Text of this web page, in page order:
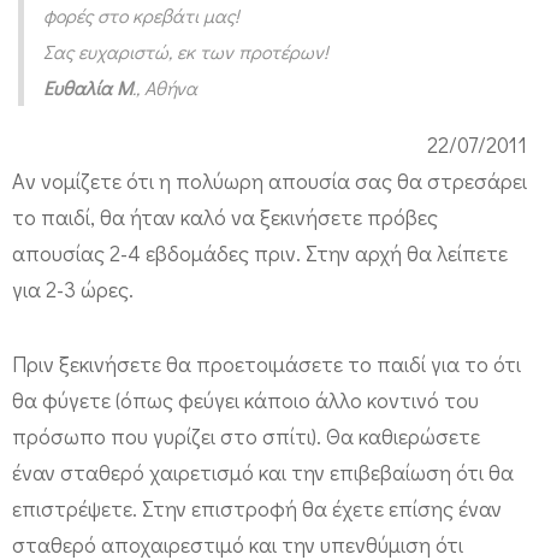
ο
α
ι
δ
ί
ι
α
τ
η
ν
φορές στο κρεβάτι μας!
Σας ευχαριστώ, εκ των προτέρων!
Ευθαλία Μ., Αθήνα
22/07/2011
Aν νομίζετε ότι η πολύωρη απουσία σας θα στρεσάρει
το παιδί, θα ήταν καλό να ξεκινήσετε πρόβες
απουσίας 2-4 εβδομάδες πριν. Στην αρχή θα λείπετε
για 2-3 ώρες.
Πριν ξεκινήσετε θα προετοιμάσετε το παιδί για το ότι
θα φύγετε (όπως φεύγει κάποιο άλλο κοντινό του
πρόσωπο που γυρίζει στο σπίτι). Θα καθιερώσετε
έναν σταθερό χαιρετισμό και την επιβεβαίωση ότι θα
επιστρέψετε. Στην επιστροφή θα έχετε επίσης έναν
σταθερό αποχαιρεστιμό και την υπενθύμιση ότι